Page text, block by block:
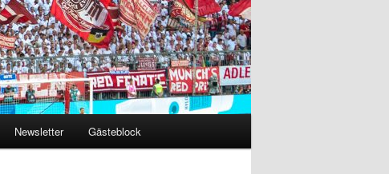
Newsletter Gästeblock